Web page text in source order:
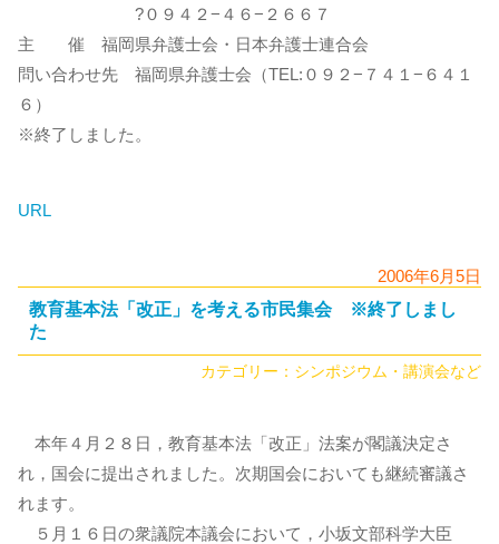
?０９４２−４６−２６６７
主 催 福岡県弁護士会・日本弁護士連合会
問い合わせ先 福岡県弁護士会（TEL:０９２−７４１−６４１
６）
※終了しました。
URL
2006年6月5日
教育基本法「改正」を考える市民集会 ※終了しまし
た
カテゴリー： シンポジウム・講演会など
本年４月２８日，教育基本法「改正」法案が閣議決定さ
れ，国会に提出されました。次期国会においても継続審議さ
れます。
５月１６日の衆議院本議会において，小坂文部科学大臣